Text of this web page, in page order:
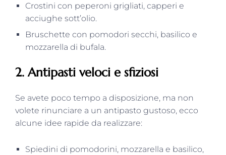
Crostini con peperoni grigliati, capperi e
acciughe sott’olio.
Bruschette con pomodori secchi, basilico e
mozzarella di bufala.
2. Antipasti veloci e sfiziosi
Se avete poco tempo a disposizione, ma non
volete rinunciare a un antipasto gustoso, ecco
alcune idee rapide da realizzare:
Spiedini di pomodorini, mozzarella e basilico,